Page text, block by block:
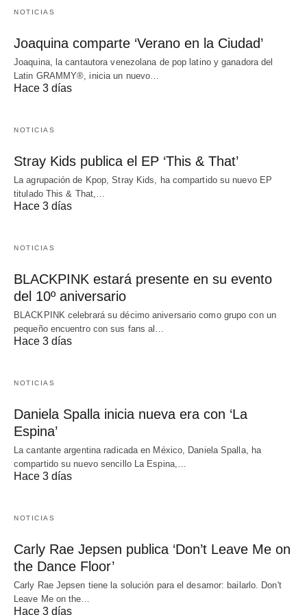
NOTICIAS
Joaquina comparte ‘Verano en la Ciudad’
Joaquina, la cantautora venezolana de pop latino y ganadora del
Latin GRAMMY®, inicia un nuevo…
Hace 3 días
NOTICIAS
Stray Kids publica el EP ‘This & That’
La agrupación de Kpop, Stray Kids, ha compartido su nuevo EP
titulado This & That,…
Hace 3 días
NOTICIAS
BLACKPINK estará presente en su evento
del 10º aniversario
BLACKPINK celebrará su décimo aniversario como grupo con un
pequeño encuentro con sus fans al…
Hace 3 días
NOTICIAS
Daniela Spalla inicia nueva era con ‘La
Espina’
La cantante argentina radicada en México, Daniela Spalla, ha
compartido su nuevo sencillo La Espina,…
Hace 3 días
NOTICIAS
Carly Rae Jepsen publica ‘Don’t Leave Me on
the Dance Floor’
Carly Rae Jepsen tiene la solución para el desamor: bailarlo. Don't
Leave Me on the…
Hace 3 días